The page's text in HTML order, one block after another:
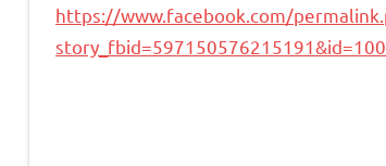
https://www.facebook.com/